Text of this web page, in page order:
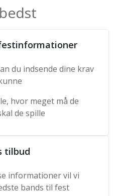
du indsende dine krav
hvor meget må de
de spille
tilbud
informationer vil vi
bands til fest